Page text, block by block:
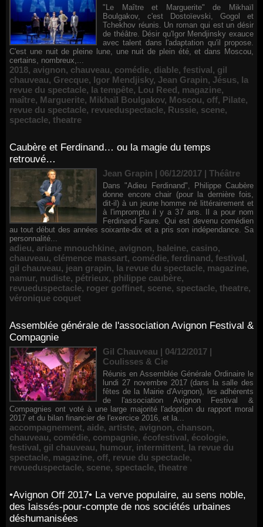
"Le Maître et Marguerite" de Mikhaïl
Boulgakov, c'est Dostoïevski, Gogol et
Tchekhov réunis. Un roman qui est un désir
de théâtre. Désir qu'Igor Mendjinsky exauce
avec talent dans l'adaptation qu'il propose.
C'est une nuit de pleine lune, une nuit de plein été, et dans Moscou,
certains, nombreux,...
2018, avignon, chauveau, comédie, diable, festival, gil
chauveau, Grecque, Igor Mendjisky, Jean Grapin, Jésus, la
revue du spectacle, la tempête, Lou Reed, magazine,
maître, Marguerite, Mikhaïl Boulgakov, Moscou, off, Pilate,
revue du spectacle, revueduspectacle, Russie, scene,
spectacle, theatre
Caubère et Ferdinand… ou la magie du temps
retrouvé…
Jean Grapin | 06/12/2017 | Théâtre
Dans "Adieu Ferdinand", Philippe Caubère
donne encore chair (pour la dernière fois,
dit-il) à un jeune homme né littérairement et
à l'impromptu il y a 37 ans. Il a pour nom
Ferdinand Faure. Qui est devenu comédien
au tout début des années soixante-dix et a pris son indépendance. Sa
personnalité...
adieu, ariane mnouchkine, avignon, baleine, casino,
chauveau, clémence massart, comédie, ferdinand, festival,
gil chauveau, jean grapin, la revue du spectacle, magazine,
namur, nudiste, pétrieux, philippe caubère,
revueduspectacle, roger goffinet, scene, spectacle, theatre,
véronique coquet
Assemblée générale de l'association Avignon Festival &
Compagnie
Gil Chauveau | 04/12/2017 |
Coulisses & Cie
Réunis en Assemblée Générale Ordinaire le
lundi 27 novembre 2017 (dans la salle des
fêtes de la Mairie d'Avignon), les adhérents
de l'association Avignon Festival &
Compagnies ont voté à une large majorité l'adoption du rapport moral
2017 et du bilan financier de l'exercice 2016, et la...
accompagnement, aide, artiste, avignon, chanson,
chauveau, comédie, compagnie, écofestival, écologie,
festival, gil chauveau, humour, intermittent, la revue du
spectacle, magazine, off, revue du spectacle,
revueduspectacle, scene, spectacle, theatre
•Avignon Off 2017• La verve populaire, au sens noble,
des laissés-pour-compte de nos sociétés urbaines
déshumanisées